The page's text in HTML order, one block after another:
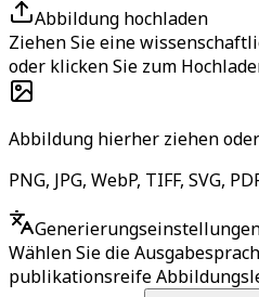
Abbildung hochladen
Ziehen Sie eine
oder klicken Sie zum
Abbildung hierher ziehen
PNG, JPG, WebP, TIFF, SVG,
Wählen Sie die
publikationsreife